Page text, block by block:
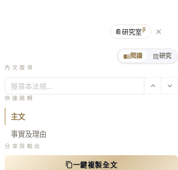
閱讀 研究
內文搜尋
搜尋本法規…
快速跳轉
主文
事實及理由
分享與輸出
一鍵複製全文
📔研究室β